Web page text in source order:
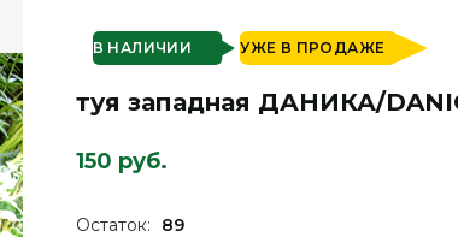
В НАЛИЧИИ УЖЕ В ПРОДАЖЕ
туя западная ДАНИКА/
150 руб.
Остаток:
89